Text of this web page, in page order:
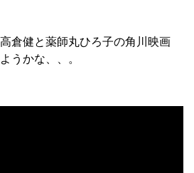
倉健と薬師丸ひろ子の角川映画
うかな、、。